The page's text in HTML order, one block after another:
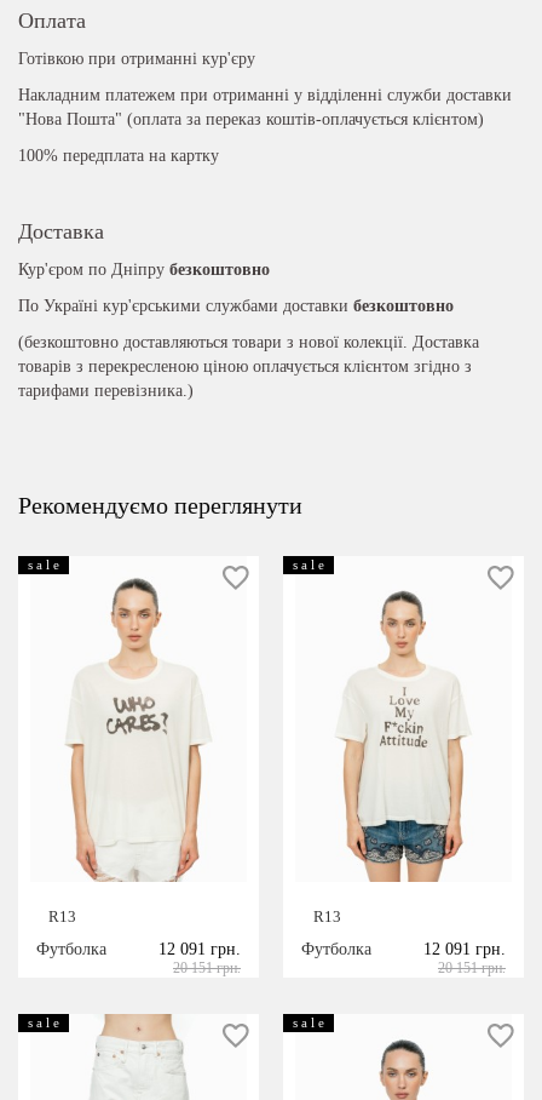
Оплата
Готівкою при отриманні кур'єру
Накладним платежем при отриманні у відділенні служби доставки
"Нова Пошта" (оплата за переказ коштів-оплачується клієнтом)
100% передплата на картку
Доставка
Кур'єром по Дніпру безкоштовно
По Україні кур'єрськими службами доставки безкоштовно
(безкоштовно доставляються товари з нової колекції. Доставка
товарів з перекресленою ціною оплачується клієнтом згідно з
тарифами перевізника.)
Рекомендуємо переглянути
s a l e
R13
Футболка
12 091 грн.
20 151 грн.
s a l e
R13
Футболка
12 091 грн.
20 151 грн.
s a l e s a l e